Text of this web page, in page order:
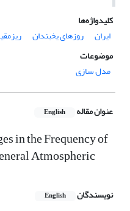
کلیدواژه‌ها
ایران
روزهای یخبندان
موضوعات
مدل سازی
عنوان مقاله English
in the Frequency of
Atmospheric
نویسندگان English